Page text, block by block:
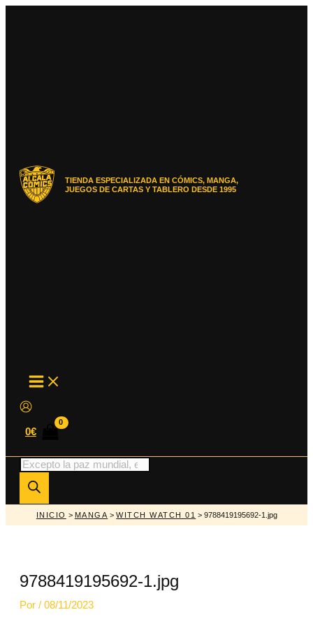
TIENDA ESPECIALIZADA EN CÓMICS, MANGA,
JUEGOS DE CARTAS Y TABLERO DESDE 1995
MAIN
MENU
0€
Búsqueda
de
productos
INICIO > MANGA >WITCH WATCH 01 > 9788419195692-1.jpg
9788419195692-1.jpg
Por / 08/11/2023